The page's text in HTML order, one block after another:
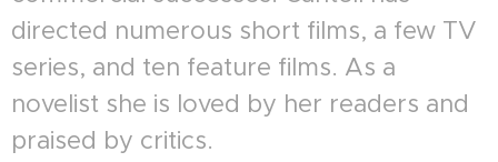
directed numerous short films, a few TV
series, and ten feature films. As a
novelist she is loved by her readers and
praised by critics.